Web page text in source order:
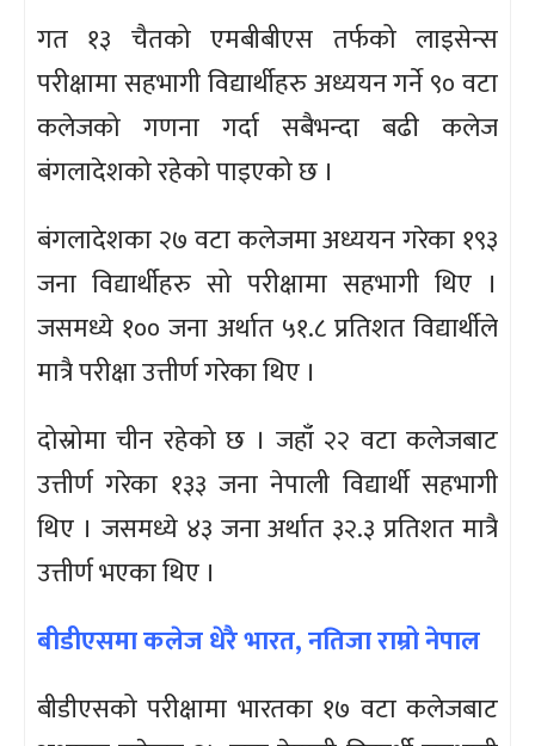
गत १३ चैतको एमबीबीएस तर्फको लाइसेन्स
परीक्षामा सहभागी विद्यार्थीहरु अध्ययन गर्ने ९० वटा
कलेजको गणना गर्दा सबैभन्दा बढी कलेज
बंगलादेशको रहेको पाइएको छ ।
बंगलादेशका २७ वटा कलेजमा अध्ययन गरेका १९३
जना विद्यार्थीहरु सो परीक्षामा सहभागी थिए ।
जसमध्ये १०० जना अर्थात ५१.८ प्रतिशत विद्यार्थीले
मात्रै परीक्षा उत्तीर्ण गरेका थिए ।
दोस्रोमा चीन रहेको छ । जहाँ २२ वटा कलेजबाट
उत्तीर्ण गरेका १३३ जना नेपाली विद्यार्थी सहभागी
थिए । जसमध्ये ४३ जना अर्थात ३२.३ प्रतिशत मात्रै
उत्तीर्ण भएका थिए ।
बीडीएसमा कलेज धेरै भारत, नतिजा राम्रो नेपाल
बीडीएसको परीक्षामा भारतका १७ वटा कलेजबाट